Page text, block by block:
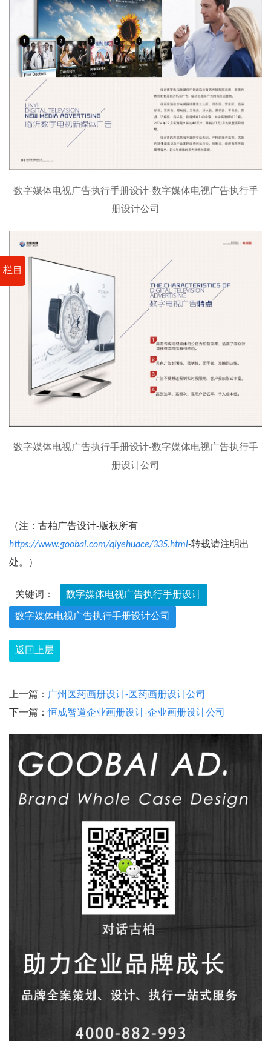
栏目
数字媒体电视广告执行手册设计-数字媒体电视广告执行手
册设计公司
数字媒体电视广告执行手册设计-数字媒体电视广告执行手
册设计公司
（注：古柏广告设计-版权所有
https://www.goobai.com/qiyehuace/335.html-转载请注明出
处。）
关键词： 数字媒体电视广告执行手册设计
数字媒体电视广告执行手册设计公司
返回上层
上一篇： 广州医药画册设计-医药画册设计公司
下一篇：恒成智道企业画册设计-企业画册设计公司